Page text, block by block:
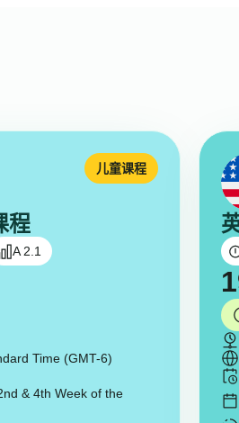
程
儿童课程
A 2.1
Time (GMT-6)
& 4th Week of the